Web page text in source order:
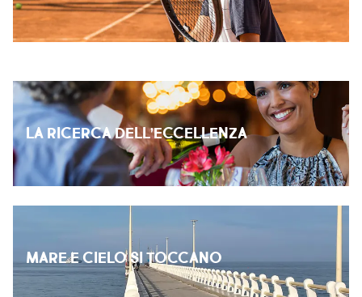
LA RICERCA DELL’ECCELLENZA
MARE E CIELO SI TOCCANO